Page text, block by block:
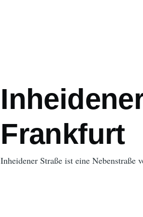
Frankfurt
Inheidener Straße ist eine Nebenstraße